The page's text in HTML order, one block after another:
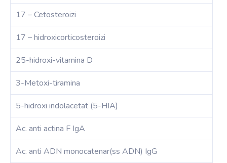
17 – Cetosteroizi
17 – hidroxicorticosteroizi
25-hidroxi-vitamina D
3-Metoxi-tiramina
5-hidroxi indolacetat (5-HIA)
Ac. anti actina F IgA
Ac. anti ADN monocatenar(ss ADN) IgG